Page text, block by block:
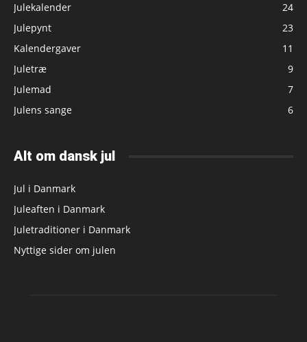
Julekalender
24
Julepynt
23
Kalendergaver
11
Juletræ
9
Julemad
7
Julens sange
6
Alt om dansk jul
Jul i Danmark
Juleaften i Danmark
Juletraditioner i Danmark
Nyttige sider om julen